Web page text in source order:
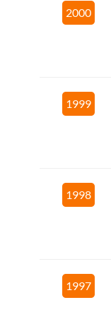
2000
1999
1998
1997